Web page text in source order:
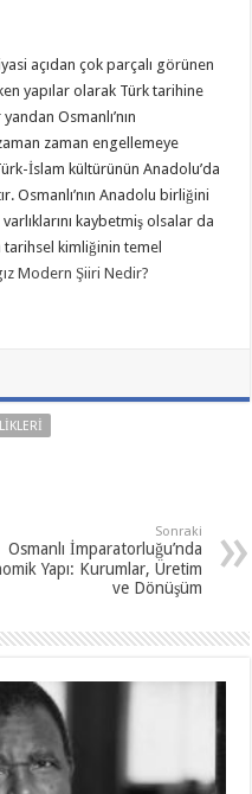
açıdan çok parçalı görünen
yapılar olarak Türk tarihine
Osmanlı’nın
zaman engellemeye
İslam kültürünün Anadolu’da
Osmanlı’nın Anadolu birliğini
kaybetmiş olsalar da
tarihsel kimliğinin temel
Modern Şiiri Nedir?
Sonraki
Osmanlı İmparatorluğu’nda
Yapı: Kurumlar, Üretim
ve Dönüşüm